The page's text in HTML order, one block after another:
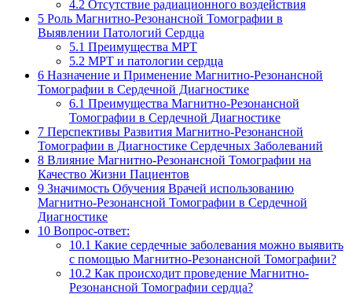
4.2 Отсутствие радиационного воздействия
5 Роль Магнитно-Резонансной Томографии в
Выявлении Патологий Сердца
5.1 Преимущества МРТ
5.2 МРТ и патологии сердца
6 Назначение и Применение Магнитно-Резонансной
Томографии в Сердечной Диагностике
6.1 Преимущества Магнитно-Резонансной
Томографии в Сердечной Диагностике
7 Перспективы Развития Магнитно-Резонансной
Томографии в Диагностике Сердечных Заболеваний
8 Влияние Магнитно-Резонансной Томографии на
Качество Жизни Пациентов
9 Значимость Обучения Врачей использованию
Магнитно-Резонансной Томографии в Сердечной
Диагностике
10 Вопрос-ответ:
10.1 Какие сердечные заболевания можно выявить
с помощью Магнитно-Резонансной Томографии?
10.2 Как происходит проведение Магнитно-
Резонансной Томографии сердца?